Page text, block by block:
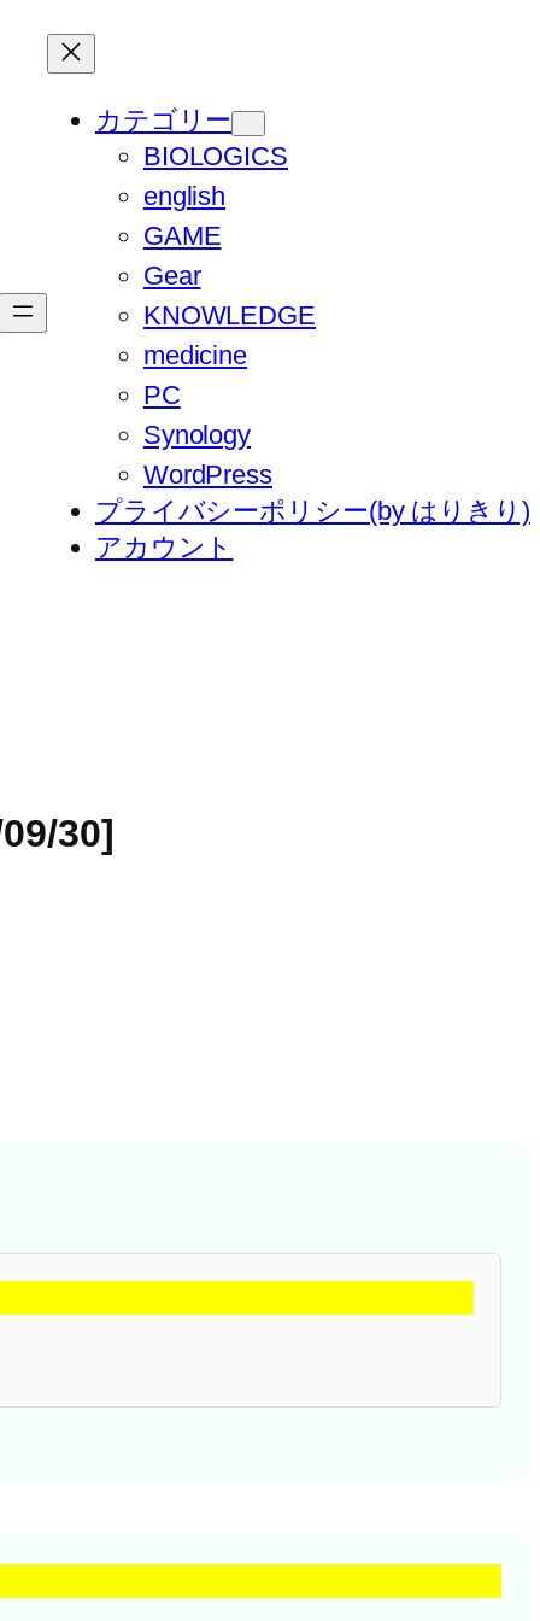
カテゴリー
BIOLOGICS
english
GAME
Gear
KNOWLEDGE
medicine
PC
Synology
WordPress
プライバシーポリシー(by はりきり)
アカウント
30]